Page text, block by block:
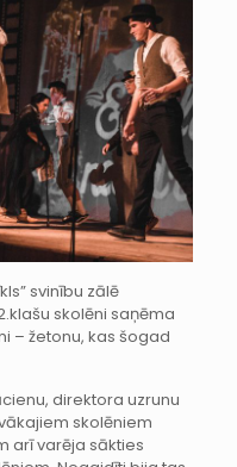
svinību zālē
skolēni saņēma
– žetonu, kas šogad
direktora uzrunu
skolēniem
arī varēja sākties